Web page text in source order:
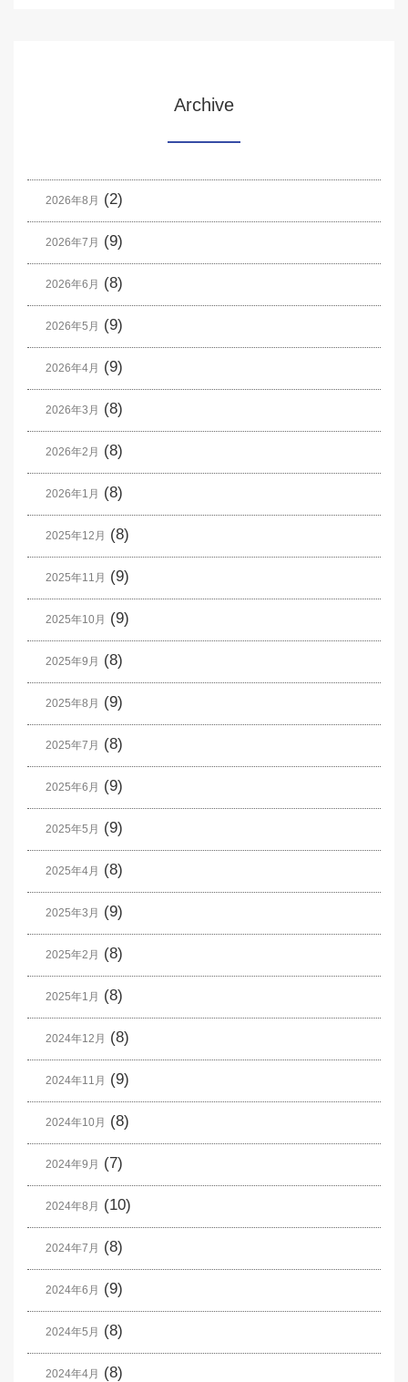
Archive
2026年8月 (2)
2026年7月 (9)
2026年6月 (8)
2026年5月 (9)
2026年4月 (9)
2026年3月 (8)
2026年2月 (8)
2026年1月 (8)
2025年12月 (8)
2025年11月 (9)
2025年10月 (9)
2025年9月 (8)
2025年8月 (9)
2025年7月 (8)
2025年6月 (9)
2025年5月 (9)
2025年4月 (8)
2025年3月 (9)
2025年2月 (8)
2025年1月 (8)
2024年12月 (8)
2024年11月 (9)
2024年10月 (8)
2024年9月 (7)
2024年8月 (10)
2024年7月 (8)
2024年6月 (9)
2024年5月 (8)
2024年4月 (8)